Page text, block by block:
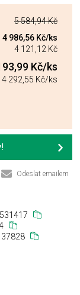
5 584,94 Kč
4 986,56 Kč/ks
4 121,12 Kč
Kč/ks
4 292,55 Kč/ks
Odeslat emailem